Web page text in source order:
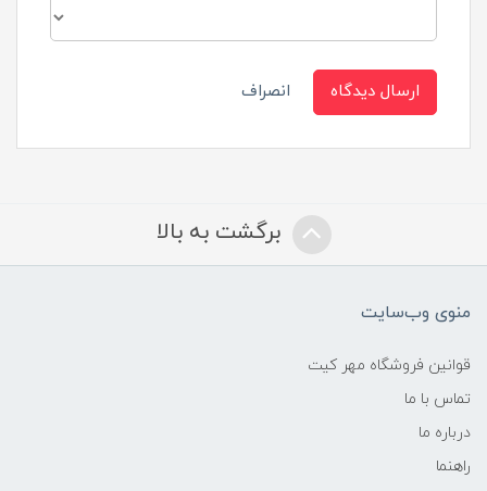
ارسال دیدگاه انصراف
برگشت به بالا
منوی وب‌سایت
قوانین فروشگاه مهر کیت
تماس با ما
درباره ما
راهنما